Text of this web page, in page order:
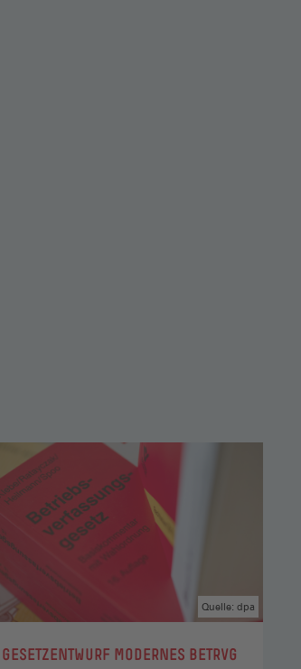
:GESETZENTWURF MODERNES BETRVG
Quelle: dpa